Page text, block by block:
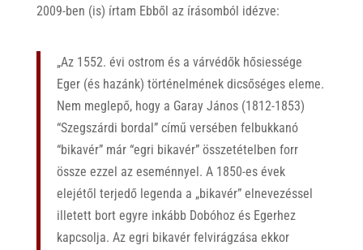
2009-ben (is) írtam Ebből az írásomból idézve:
„Az 1552. évi ostrom és a várvédők hősiessége
Eger (és hazánk) történelmének dicsőséges eleme.
Nem meglepő, hogy a Garay János (1812-1853)
“Szegszárdi bordal” című versében felbukkanó
“bikavér” már “egri bikavér” összetételben forr
össze ezzel az eseménnyel. A 1850-es évek
elejétől terjedő legenda a „bikavér” elnevezéssel
illetett bort egyre inkább Dobóhoz és Egerhez
kapcsolja. Az egri bikavér felvirágzása ekkor